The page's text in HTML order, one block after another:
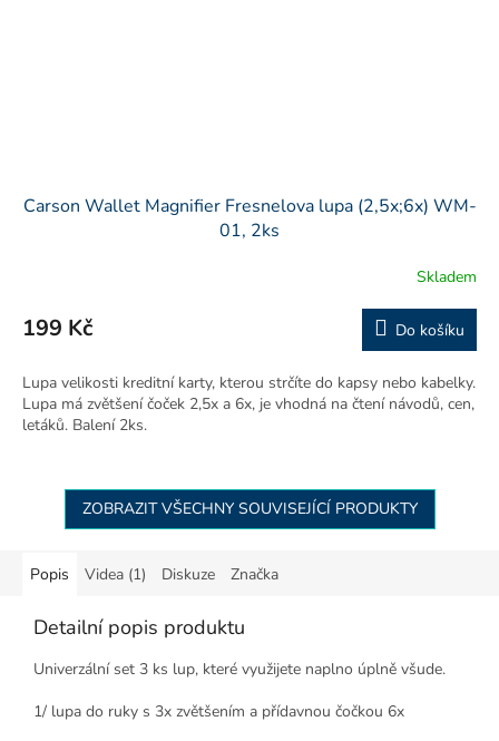
Carson Wallet Magnifier Fresnelova lupa (2,5x;6x) WM-
01, 2ks
Skladem
199 Kč Do košíku
Lupa velikosti kreditní karty, kterou strčíte do kapsy nebo kabelky.
Lupa má zvětšení čoček 2,5x a 6x, je vhodná na čtení návodů, cen,
letáků. Balení 2ks.
ZOBRAZIT VŠECHNY SOUVISEJÍCÍ PRODUKTY
Popis Videa (1) Diskuze Značka
Detailní popis produktu
Univerzální set 3 ks lup, které využijete naplno úplně všude.
1/ lupa do ruky s 3x zvětšením a přídavnou čočkou 6x